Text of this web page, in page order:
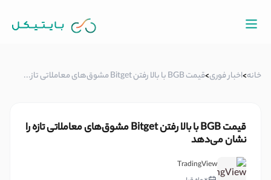
خانه>اخبار فوری>قیمت BGB با بالا رفتن Bitget مشوق‌های معاملاتی تاز...
قیمت BGB با بالا رفتن Bitget مشوق‌های معاملاتی تازه را
نشان می‌دهد
TradingView